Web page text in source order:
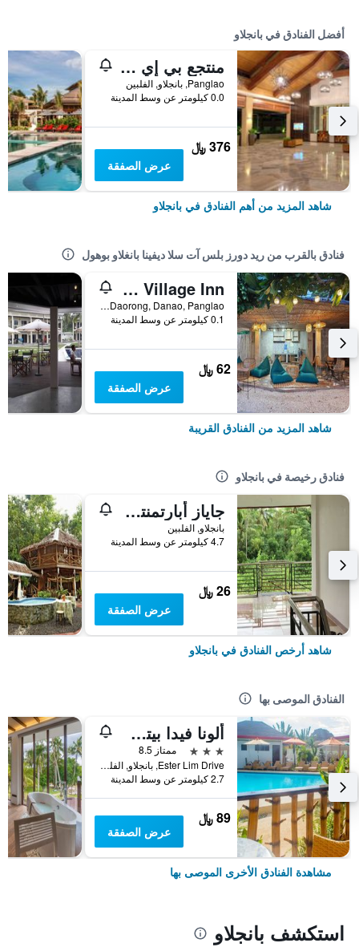
أفضل الفنادق في بانجلاو
منتجع بي إي غراند، بوهول
Panglao, بانجلاو, الفلبين
0.0 كيلومتر عن وسط المدينة
376 ﷼
عرض الصفقة
شاهد المزيد من أهم الفنادق في بانجلاو
فنادق بالقرب من ريد دورز بلس آت سلا ديفينا بانغلاو بوهول
Acacia Sunset Village Inn
Washington Street, Daorong, Danao, Panglao, بانجلاو, الفلبين
0.1 كيلومتر عن وسط المدينة
62 ﷼
عرض الصفقة
شاهد المزيد من الفنادق القريبة
فنادق رخيصة في بانجلاو
جاياز أبارتمنتس - هوستل
بانجلاو, الفلبين
4.7 كيلومتر عن وسط المدينة
26 ﷼
عرض الصفقة
شاهد أرخص الفنادق في بانجلاو
الفنادق الموصى بها
ألونا فيدا بيتش هيل
3 نجوم
ممتاز 8.5
Ester Lim Drive, بانجلاو, الفلبين
2.7 كيلومتر عن وسط المدينة
89 ﷼
عرض الصفقة
مشاهدة الفنادق الأخرى الموصى بها
استكشف بانجلاو